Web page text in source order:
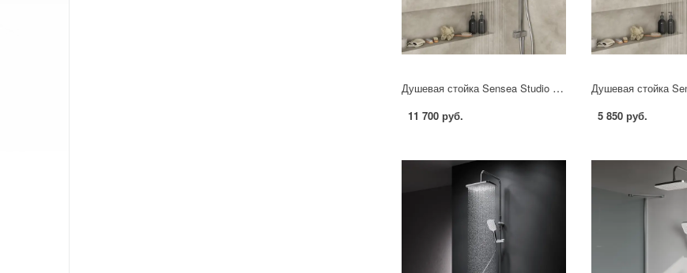
Душевая стойка Sensea Studio с верхним душем цвет хром
11 700 руб. 5 850 руб.